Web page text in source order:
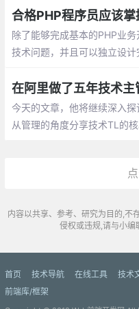
合格PHP程序员应该
除了能够完成基本的PHP业
技术问题，并且可以独立设计
今天的文章，他将继续深入探
从管理的角度分享技术TL的
内容以共享、参考、研究为目的,不
侵权或违规,请与小编
首页 技术导航 在线工具 技术
前端库/框架